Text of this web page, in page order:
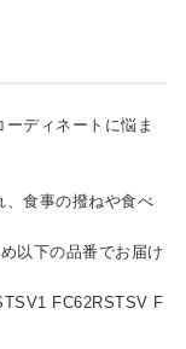
ディネートに悩ま
食事の撥ねや食べ
以下の品番でお届け
FC62RSTSV F